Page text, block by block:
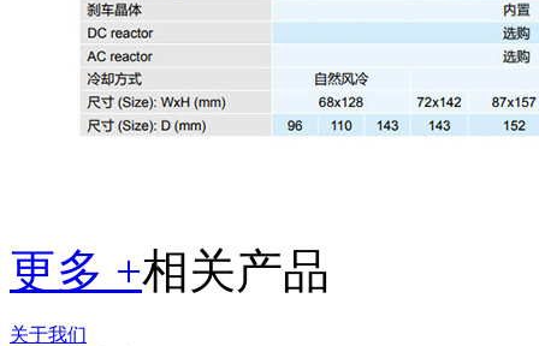
更多 +相关产品
关于我们